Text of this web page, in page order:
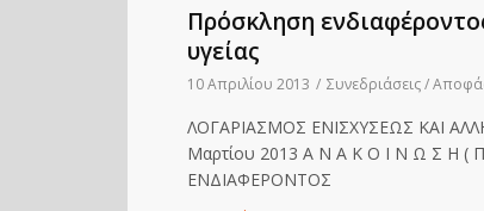
Πρόσκληση
υγείας
10 Απριλίου 2013 / Συνεδριάσεις /
ΛΟΓΑΡΙΑΣΜΟΣ ΕΝΙΣΧΥΣΕΩΣ ΚΑΙ
Μαρτίου 2013 Α Ν Α Κ Ο Ι Ν Ω Σ Η (
ΕΝΔΙΑΦΕΡΟΝΤΟΣ